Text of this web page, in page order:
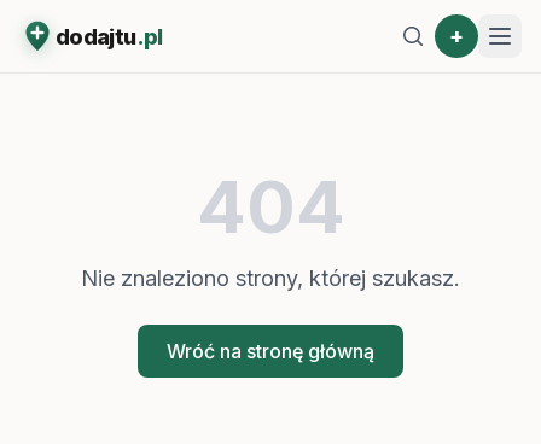
dodajtu.pl +
404
Nie znaleziono strony, której szukasz.
Wróć na stronę główną